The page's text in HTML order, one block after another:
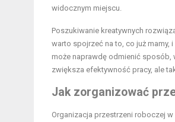
widocznym miejscu.
Poszukiwanie kreatywnych
warto spojrzeć na to, co już
może naprawdę odmienić sposób,
zwiększa efektywność pracy, ale
Jak zorganizować
Organizacja przestrzeni roboczej